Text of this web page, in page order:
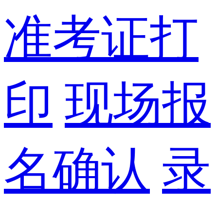
准考证打
印 现场报
名确认 录